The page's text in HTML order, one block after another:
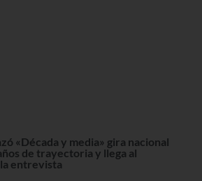
«Década y media» gira nacional
de trayectoria y llega al
entrevista